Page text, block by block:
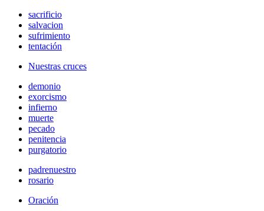
sacrificio
salvacion
sufrimiento
tentación
Nuestras cruces
demonio
exorcismo
infierno
muerte
pecado
penitencia
purgatorio
padrenuestro
rosario
Oración